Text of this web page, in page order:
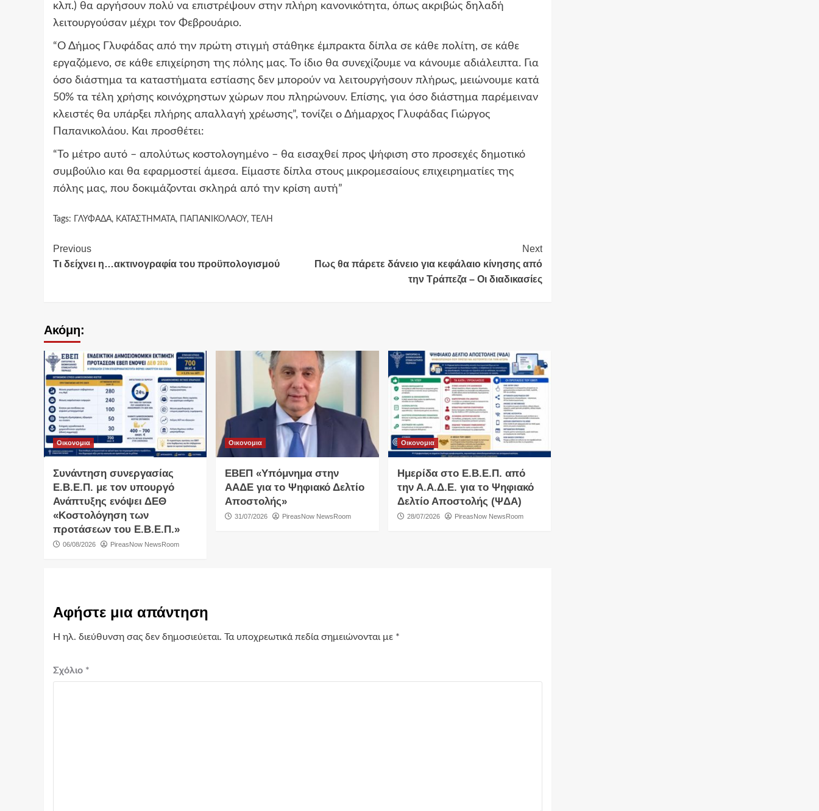
κλπ.) θα αργήσουν πολύ να επιστρέψουν στην πλήρη κανονικότητα, όπως ακριβώς δηλαδή
λειτουργούσαν μέχρι τον Φεβρουάριο.
“Ο Δήμος Γλυφάδας από την πρώτη στιγμή στάθηκε έμπρακτα δίπλα σε κάθε πολίτη, σε κάθε
εργαζόμενο, σε κάθε επιχείρηση της πόλης μας. Το ίδιο θα συνεχίζουμε να κάνουμε αδιάλειπτα. Για
όσο διάστημα τα καταστήματα εστίασης δεν μπορούν να λειτουργήσουν πλήρως, μειώνουμε κατά
50% τα τέλη χρήσης κοινόχρηστων χώρων που πληρώνουν. Επίσης, για όσο διάστημα παρέμειναν
κλειστές θα υπάρξει πλήρης απαλλαγή χρέωσης”, τονίζει ο Δήμαρχος Γλυφάδας Γιώργος
Παπανικολάου. Και προσθέτει:
“Το μέτρο αυτό – απολύτως κοστολογημένο – θα εισαχθεί προς ψήφιση στο προσεχές δημοτικό
συμβούλιο και θα εφαρμοστεί άμεσα. Είμαστε δίπλα στους μικρομεσαίους επιχειρηματίες της
πόλης μας, που δοκιμάζονται σκληρά από την κρίση αυτή”
Tags: ΓΛΥΦΑΔΑ, ΚΑΤΑΣΤΗΜΑΤΑ, ΠΑΠΑΝΙΚΟΛΑΟΥ, ΤΕΛΗ
Continue
Reading
Previous
Τι δείχνει η…ακτινογραφία του προϋπολογισμού
Next
Πως θα πάρετε δάνειο για κεφάλαιο κίνησης από
την Τράπεζα – Οι διαδικασίες
Ακόμη:
Οικονομια
Συνάντηση συνεργασίας
Ε.Β.Ε.Π. με τον υπουργό
Ανάπτυξης ενόψει ΔΕΘ
«Κοστολόγηση των
προτάσεων του Ε.Β.Ε.Π.»
06/08/2026 PireasNow NewsRoom
Οικονομια
ΕΒΕΠ «Υπόμνημα στην
ΑΑΔΕ για το Ψηφιακό Δελτίο
Αποστολής»
31/07/2026 PireasNow NewsRoom
Οικονομια
Ημερίδα στο Ε.Β.Ε.Π. από
την Α.Α.Δ.Ε. για το Ψηφιακό
Δελτίο Αποστολής (ΨΔΑ)
28/07/2026 PireasNow NewsRoom
Αφήστε μια απάντηση
Η ηλ. διεύθυνση σας δεν δημοσιεύεται. Τα υποχρεωτικά πεδία σημειώνονται με *
Σχόλιο *